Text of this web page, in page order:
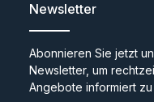
Newsletter
Abonnieren Sie jetzt
Newsletter, um
Angebote informiert